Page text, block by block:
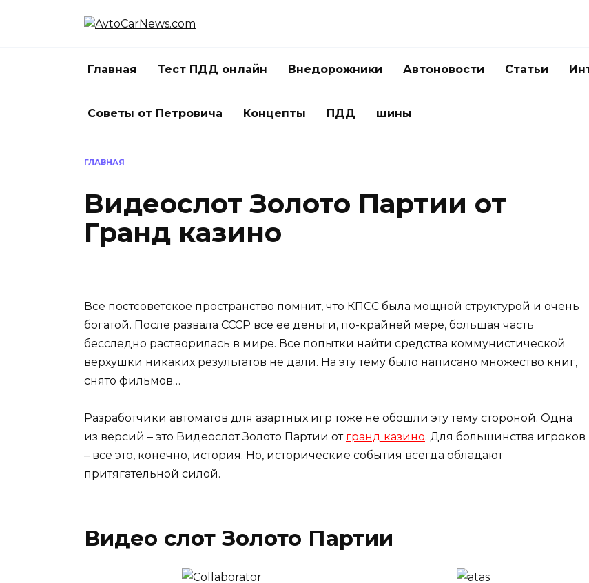
Главная Тест ПДД онлайн Внедорожники Автоновости Статьи
Советы от Петровича Концепты ПДД шины
ГЛАВНАЯ
Видеослот Золото Партии от
Гранд казино
Все постсоветское пространство помнит, что КПCС была мощной структурой и очень
богатой. После развала СССР все ее деньги, по-крайней мере, большая часть
бесследно растворилась в мире. Все попытки найти средства коммунистической
верхушки никаких результатов не дали. На эту тему было написано множество книг,
снято фильмов…
Разработчики автоматов для азартных игр тоже не обошли эту тему стороной. Одна
из версий – это Видеослот Золото Партии от гранд казино. Для большинства игроков
– все это, конечно, история. Но, исторические события всегда обладают
притягательной силой.
Видео слот Золото Партии